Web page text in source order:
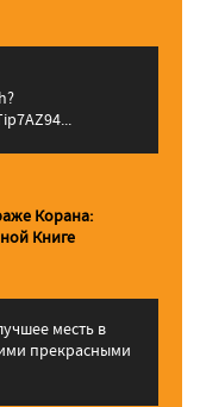
Корана:
Книге
месть в
прекрасными